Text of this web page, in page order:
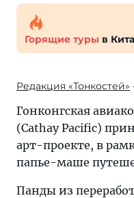
Горящие туры в
Редакция «Тонкостей»
Гонконгская
(Cathay Pacific)
арт-проекте, в
папье-маше
Панды из